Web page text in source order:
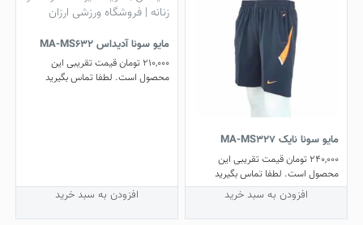
مایو سونا نایک MA-MS327
240,000 تومانقیمت تقریبی این
محصول است. لطفا تماس بگیرید
افزودن به سبد خرید
مایو سونا آدیداس MA-MS632
210,000 تومانقیمت تقریبی این
محصول است. لطفا تماس بگیرید
افزودن به سبد خرید